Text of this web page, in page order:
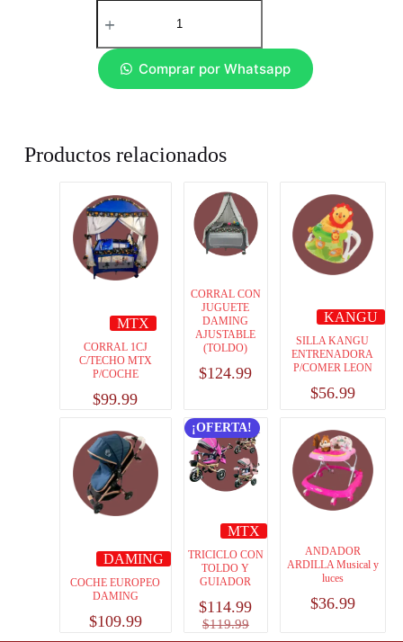
Comprar por Whatsapp
Productos relacionados
MTX
CORRAL 1CJ
C/TECHO MTX
P/COCHE
$99.99
CORRAL CON
JUGUETE
DAMING
AJUSTABLE
(TOLDO)
$124.99
KANGU
SILLA KANGU
ENTRENADORA
P/COMER LEON
$56.99
DAMING
COCHE EUROPEO
DAMING
$109.99
¡OFERTA!
MTX
TRICICLO CON
TOLDO Y
GUIADOR
$119.99
$114.99
ANDADOR
ARDILLA Musical y
luces
$36.99